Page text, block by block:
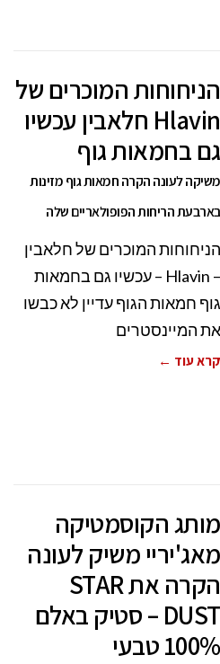
הניחוחות המוכרים של
Hlavin חלאבין עכשיו
גם בחמאות גוף
משיקה לעונה הקרה חמאות גוף מזינות
בארבעת הריחות הפופולאריים שלה
הניחוחות המוכרים של חלאבין
– Hlavin – עכשיו גם בחמאות
גוף חמאות הגוף עדיין לא כבשו
את המיינסטרים
קרא עוד ←
מותג הקוסמטיקה
מאג'יריי משיק לעונה
הקרה את STAR
DUST – סטיק באלם
100% טבעי